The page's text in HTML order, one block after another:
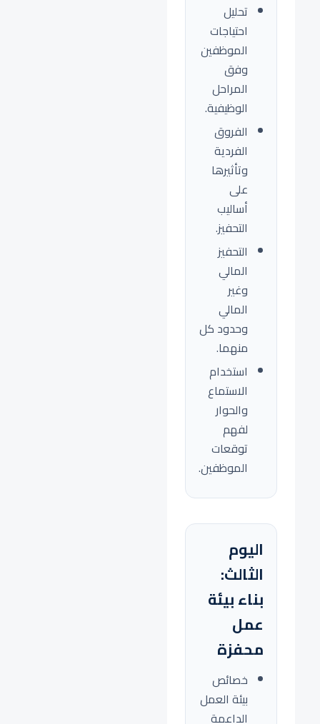
تحليل
احتياجات
الموظفين
وفق
المراحل
الوظيفية.
الفروق
الفردية
وتأثيرها
على
أساليب
التحفيز.
التحفيز
المالي
وغير
المالي
وحدود كل
منهما.
استخدام
الاستماع
والحوار
لفهم
توقعات
الموظفين.
اليوم
الثالث:
بناء بيئة
عمل
محفزة
خصائص
بيئة العمل
الداعمة